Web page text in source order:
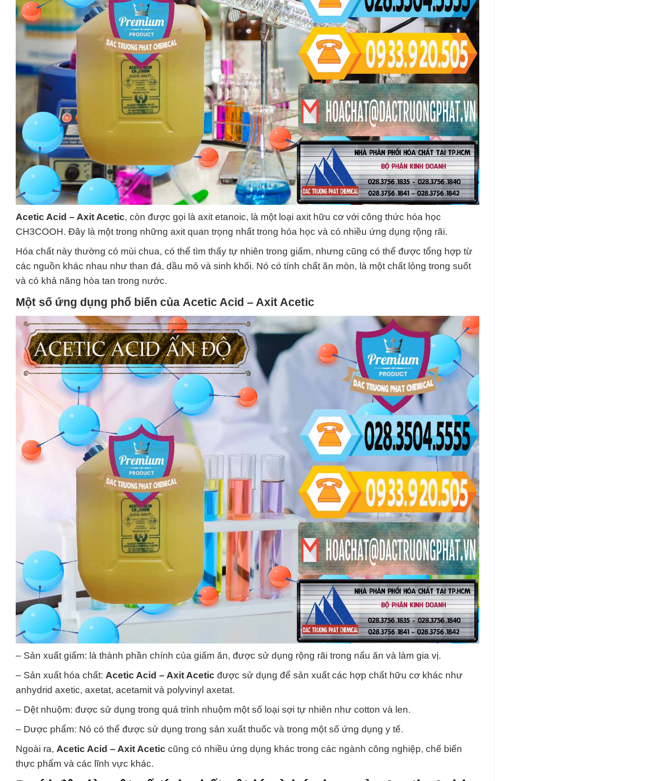
Acetic Acid – Axit Acetic, còn được gọi là axit etanoic, là một loại axit hữu cơ với công thức hóa học
CH3COOH. Đây là một trong những axit quan trọng nhất trong hóa học và có nhiều ứng dụng rộng rãi.
Hóa chất này thường có mùi chua, có thể tìm thấy tự nhiên trong giấm, nhưng cũng có thể được tổng hợp từ
các nguồn khác nhau như than đá, dầu mỏ và sinh khối. Nó có tính chất ăn mòn, là một chất lỏng trong suốt
và có khả năng hòa tan trong nước.
Một số ứng dụng phổ biến của Acetic Acid – Axit Acetic
– Sản xuất giấm: là thành phần chính của giấm ăn, được sử dụng rộng rãi trong nấu ăn và làm gia vị.
– Sản xuất hóa chất: Acetic Acid – Axit Acetic được sử dụng để sản xuất các hợp chất hữu cơ khác như
anhydrid axetic, axetat, acetamit và polyvinyl axetat.
– Dệt nhuộm: được sử dụng trong quá trình nhuộm một số loại sợi tự nhiên như cotton và len.
– Dược phẩm: Nó có thể được sử dụng trong sản xuất thuốc và trong một số ứng dụng y tế.
Ngoài ra, Acetic Acid – Axit Acetic cũng có nhiều ứng dụng khác trong các ngành công nghiệp, chế biến
thực phẩm và các lĩnh vực khác.